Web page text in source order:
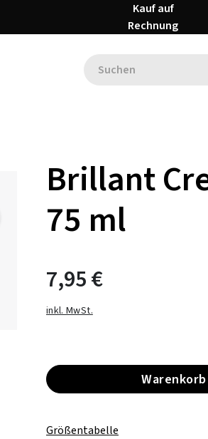
Kauf auf
Rechnung
Brillant
75 ml
7,95 €
inkl. MwSt.
Warenkorb
Größentabelle